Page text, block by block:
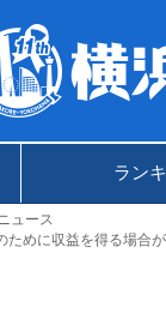
ラン
ュース
めに収益を得る場合